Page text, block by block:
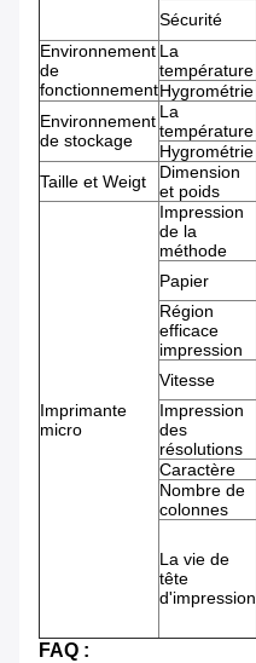
Sécurité
Environnement
de
fonctionnement
La
température
Hygrométrie
Environnement
de stockage
La
température
Hygrométrie
Taille et Weigt
Dimension
et poids
Imprimante
micro
Impression
de la
méthode
Papier
Région
efficace
impression
Vitesse
Impression
des
résolutions
Caractère
Nombre de
colonnes
La vie de
tête
d'impression
FAQ :